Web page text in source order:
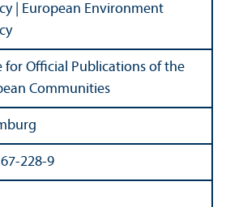
| European Environment
for Official Publications of the
Communities
228-9